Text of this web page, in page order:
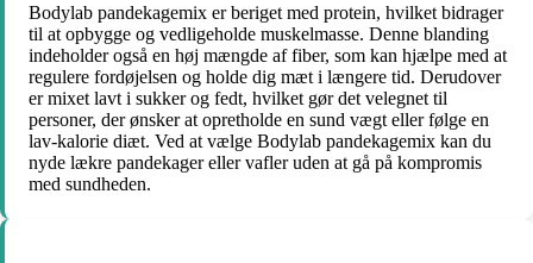
Bodylab pandekagemix er beriget med protein, hvilket bidrager
til at opbygge og vedligeholde muskelmasse. Denne blanding
indeholder også en høj mængde af fiber, som kan hjælpe med at
regulere fordøjelsen og holde dig mæt i længere tid. Derudover
er mixet lavt i sukker og fedt, hvilket gør det velegnet til
personer, der ønsker at opretholde en sund vægt eller følge en
lav-kalorie diæt. Ved at vælge Bodylab pandekagemix kan du
nyde lækre pandekager eller vafler uden at gå på kompromis
med sundheden.